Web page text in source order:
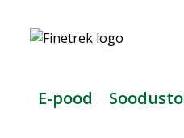
Usaldusväärne
E-pood